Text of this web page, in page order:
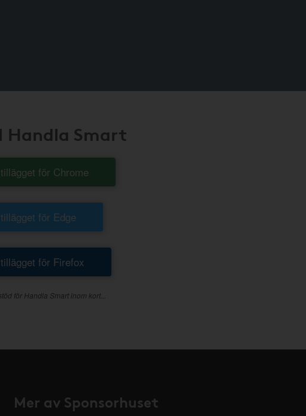
Handla Smart
för Chrome
för Edge
för Firefox
för Handla Smart inom kort...
Mer av Sponsorhuset